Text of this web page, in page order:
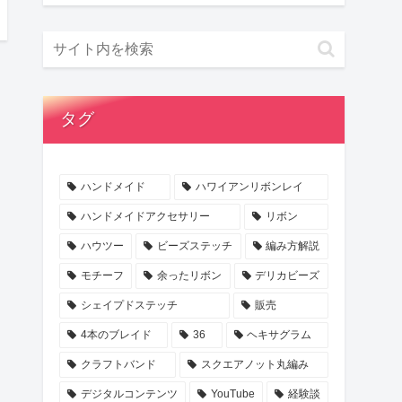
タグ
ハンドメイド ハワイアンリボンレイ
ハンドメイドアクセサリー リボン
ハウツー ビーズステッチ 編み方解説
モチーフ 余ったリボン デリカビーズ
シェイプドステッチ 販売
4本のブレイド 36 ヘキサグラム
クラフトバンド スクエアノット丸編み
デジタルコンテンツ YouTube 経験談